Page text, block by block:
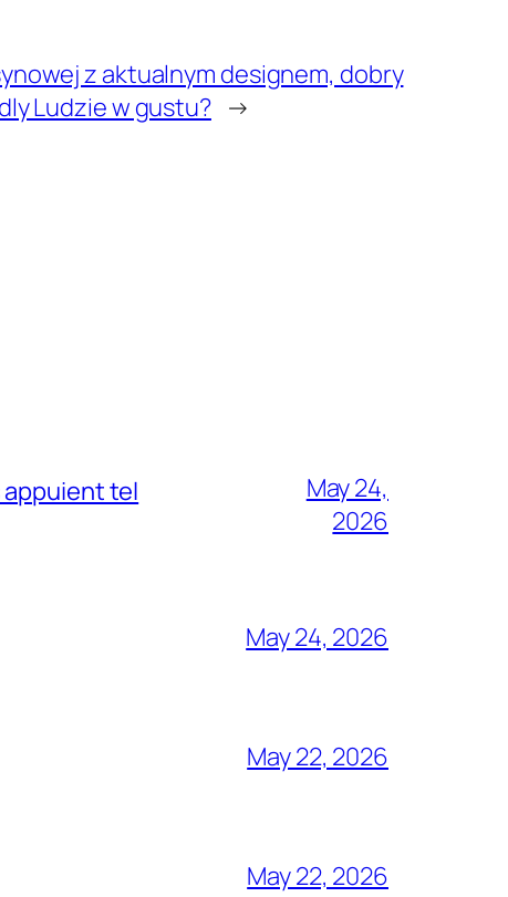
z aktualnym designem, dobry
Ludzie w gustu? →
tel
May 24,
2026
May 24, 2026
May 22, 2026
May 22, 2026